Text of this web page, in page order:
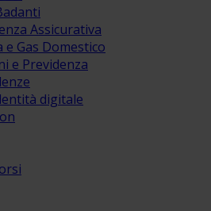
Assicurativa
e Gas Domestico
e Previdenza
digitale